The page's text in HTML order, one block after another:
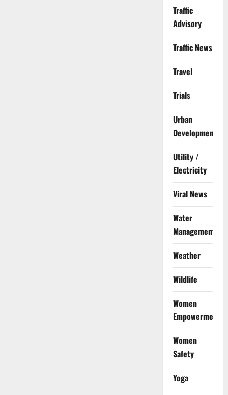
Traffic
Advisory
Traffic News
Travel
Trials
Urban
Development
Utility /
Electricity
Viral News
Water
Management
Weather
Wildlife
Women
Empowerment
Women
Safety
Yoga